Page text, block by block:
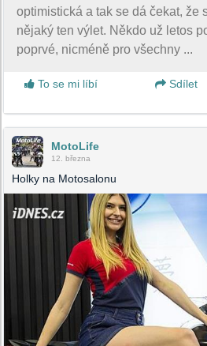
optimistická a tak se dá čekat, že
nějaký ten výlet. Někdo už letos
poprvé, nicméně pro všechny ...
To se mi líbí
Sdílet
MotoLife
12. března
Holky na Motosalonu